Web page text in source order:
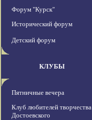
Форум "Курск"
Исторический форум
Детский форум
КЛУБЫ
Пятничные вечера
Клуб любителей творчества
Достоевского